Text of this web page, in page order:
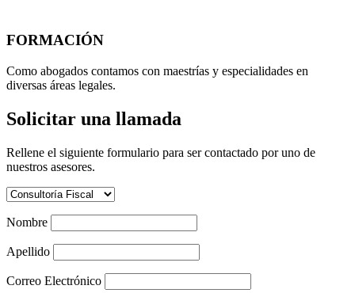
FORMACIÓN
Como abogados contamos con maestrías y especialidades en
diversas áreas legales.
Solicitar una llamada
Rellene el siguiente formulario para ser contactado por uno de
nuestros asesores.
Nombre
Apellido
Correo Electrónico